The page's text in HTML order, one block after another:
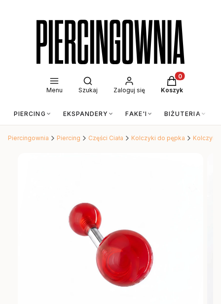
Menu
Otwórz wyszukiwarkę
Szukaj Zaloguj się
Produkty w
Koszyk
PIERCING EKSPANDERY FAKE'I BIŻUTERIA
Piercingownia Piercing Części Ciała Kolczyki do pępka Kolczyki